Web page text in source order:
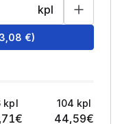
kpl
€)
kpl
€
104 kpl
44,59€